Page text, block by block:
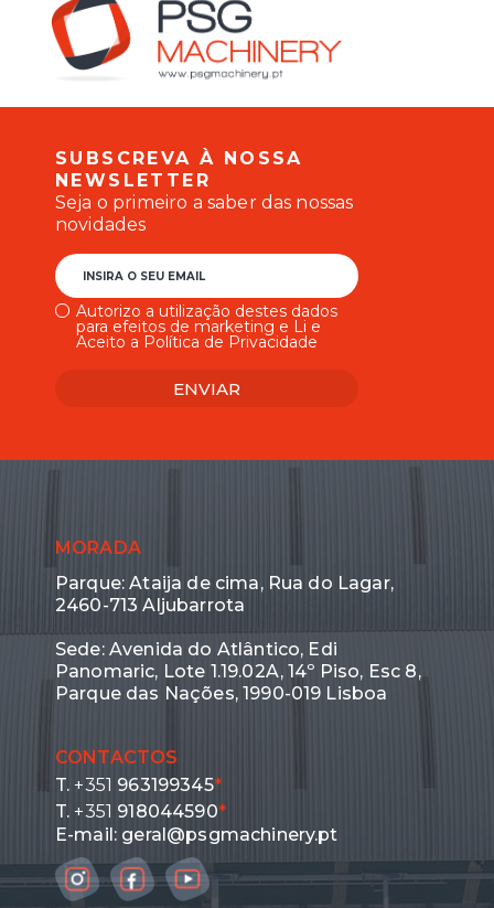
SUBSCREVA À NOSSA
NEWSLETTER
Seja o primeiro a saber das nossas
novidades
INSIRA O SEU EMAIL
ENVIAR
Autorizo a utilização destes dados
para efeitos de marketing e Li e
Aceito a Política de Privacidade
MORADA
Parque: Ataija de cima, Rua do Lagar,
2460-713 Aljubarrota
Sede: Avenida do Atlântico, Edi
Panomaric, Lote 1.19.02A, 14º Piso, Esc 8,
Parque das Nações, 1990-019 Lisboa
CONTACTOS
T.+351 963199345*
T.+351 918044590*
E-mail: geral@psgmachinery.pt